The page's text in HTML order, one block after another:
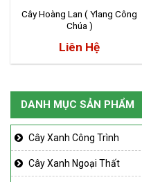
DANH MỤC SẢN PHẨM
Cây Xanh Công Trình
Cây Xanh Ngoại Thất
Cây Hoàng Lan ( Ylang Công
Chúa )
Liên Hệ